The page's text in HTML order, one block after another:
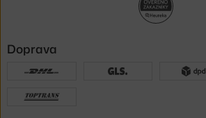
Doprava